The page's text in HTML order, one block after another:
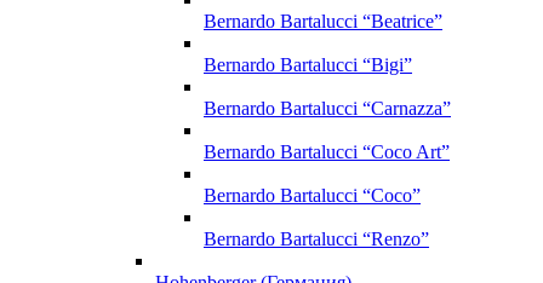
Bernardo Bartalucci “Beatrice”
Bernardo Bartalucci “Bigi”
Bernardo Bartalucci “Carnazza”
Bernardo Bartalucci “Coco Art”
Bernardo Bartalucci “Coco”
Bernardo Bartalucci “Renzo”